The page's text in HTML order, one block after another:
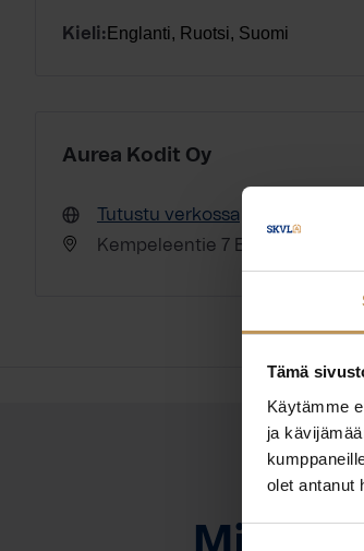
Tämä
Käytämme
ja
olet antanut
Suostumuksen
Kieli: Englanti, Ruotsi, Suomi
Aurea Kodit Oy
Tutustu verkossa
Kempeleentie 7 B 90400 Oulu
OTA
Miten